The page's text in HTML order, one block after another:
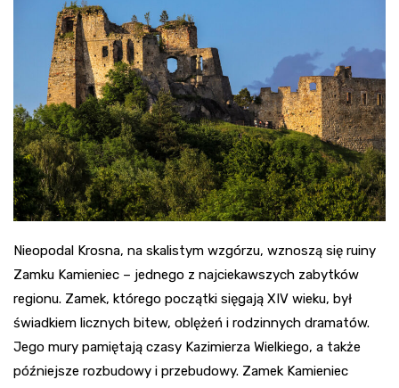
Nieopodal Krosna, na skalistym wzgórzu, wznoszą się ruiny
Zamku Kamieniec – jednego z najciekawszych zabytków
regionu. Zamek, którego początki sięgają XIV wieku, był
świadkiem licznych bitew, oblężeń i rodzinnych dramatów.
Jego mury pamiętają czasy Kazimierza Wielkiego, a także
późniejsze rozbudowy i przebudowy. Zamek Kamieniec